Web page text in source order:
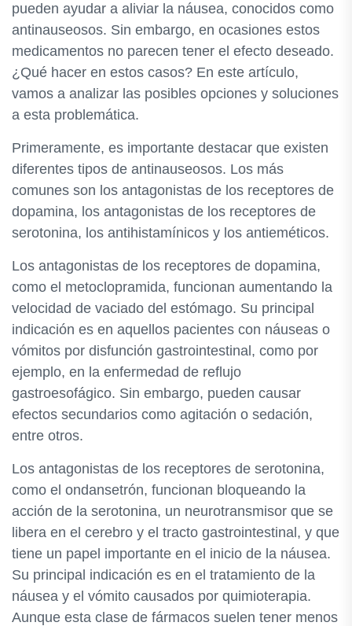
pueden ayudar a aliviar la náusea, conocidos como
antinauseosos. Sin embargo, en ocasiones estos
medicamentos no parecen tener el efecto deseado.
¿Qué hacer en estos casos? En este artículo,
vamos a analizar las posibles opciones y soluciones
a esta problemática.
Primeramente, es importante destacar que existen
diferentes tipos de antinauseosos. Los más
comunes son los antagonistas de los receptores de
dopamina, los antagonistas de los receptores de
serotonina, los antihistamínicos y los antieméticos.
Los antagonistas de los receptores de dopamina,
como el metoclopramida, funcionan aumentando la
velocidad de vaciado del estómago. Su principal
indicación es en aquellos pacientes con náuseas o
vómitos por disfunción gastrointestinal, como por
ejemplo, en la enfermedad de reflujo
gastroesofágico. Sin embargo, pueden causar
efectos secundarios como agitación o sedación,
entre otros.
Los antagonistas de los receptores de serotonina,
como el ondansetrón, funcionan bloqueando la
acción de la serotonina, un neurotransmisor que se
libera en el cerebro y el tracto gastrointestinal, y que
tiene un papel importante en el inicio de la náusea.
Su principal indicación es en el tratamiento de la
náusea y el vómito causados por quimioterapia.
Aunque esta clase de fármacos suelen tener menos